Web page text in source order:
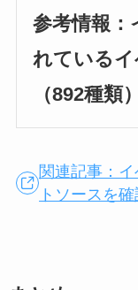
参考情報：
れている
（892種類）
関連記事：
トソースを